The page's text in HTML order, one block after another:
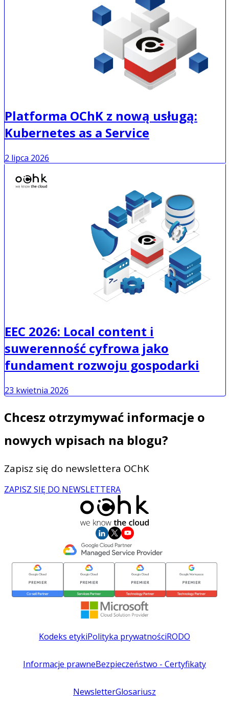
Platforma OChK z nową usługą:
Kubernetes as a Service
2 lipca 2026
EEC 2026: Local content i
suwerenność cyfrowa jako
fundament rozwoju gospodarki
23 kwietnia 2026
Chcesz otrzymywać informacje o
nowych wpisach na blogu?
Zapisz się do newslettera OChK
ZAPISZ SIĘ DO NEWSLETTERA
Kodeks etykiPolityka prywatnościRODO
Informacje prawneBezpieczeństwo - Certyfikaty
NewsletterGlosariusz